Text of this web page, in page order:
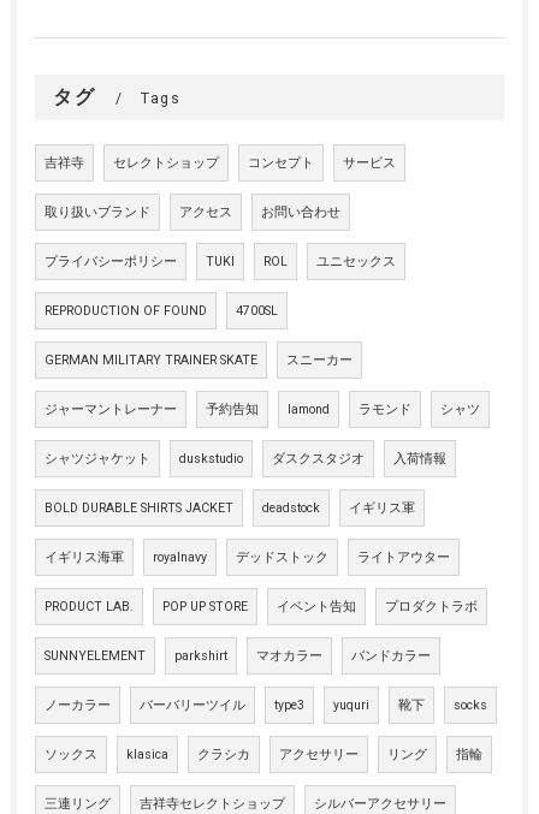
タグ Tags
吉祥寺 セレクトショップ コンセプト サービス
取り扱いブランド アクセス お問い合わせ
プライバシーポリシー TUKI ROL ユニセックス
REPRODUCTION OF FOUND 4700SL
GERMAN MILITARY TRAINER SKATE スニーカー
ジャーマントレーナー 予約告知 lamond ラモンド シャツ
シャツジャケット duskstudio ダスクスタジオ 入荷情報
BOLD DURABLE SHIRTS JACKET deadstock イギリス軍
イギリス海軍 royalnavy デッドストック ライトアウター
PRODUCT LAB. POP UP STORE イベント告知 プロダクトラボ
SUNNYELEMENT parkshirt マオカラー バンドカラー
ノーカラー バーバリーツイル type3 yuquri 靴下 socks
ソックス klasica クラシカ アクセサリー リング 指輪
三連リング 吉祥寺セレクトショップ シルバーアクセサリー